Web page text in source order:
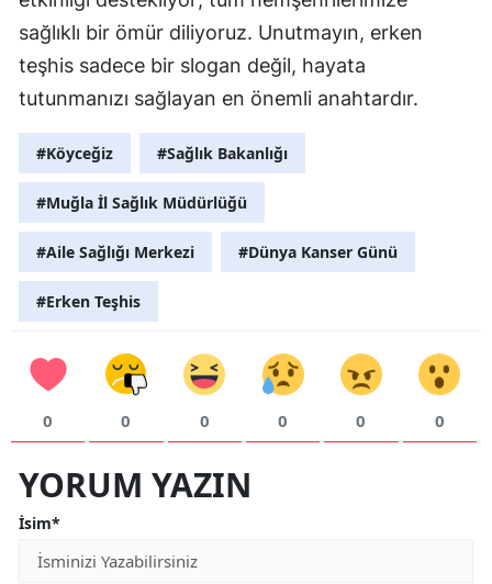
sağlıklı bir ömür diliyoruz. Unutmayın, erken
teşhis sadece bir slogan değil, hayata
tutunmanızı sağlayan en önemli anahtardır.
#Köyceğiz #Sağlık Bakanlığı
#Muğla İl Sağlık Müdürlüğü
#Aile Sağlığı Merkezi #Dünya Kanser Günü
#Erken Teşhis
0 0 0 0 0 0
YORUM YAZIN
İsim*